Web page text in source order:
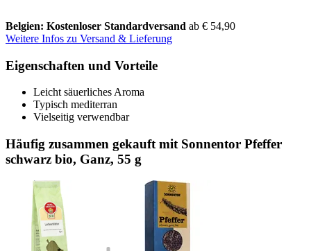
Belgien: Kostenloser Standardversand ab € 54,90
Weitere Infos zu Versand & Lieferung
Eigenschaften und Vorteile
Leicht säuerliches Aroma
Typisch mediterran
Vielseitig verwendbar
Häufig zusammen gekauft mit Sonnentor Pfeffer
schwarz bio, Ganz, 55 g